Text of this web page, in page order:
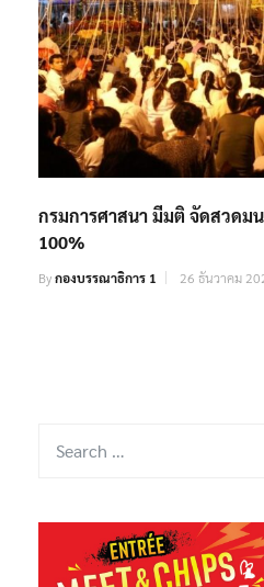
กรมการศาสนา มีมติ จัดสวดม
100%
Byกองบรรณาธิการ 1 26 ธันวาคม